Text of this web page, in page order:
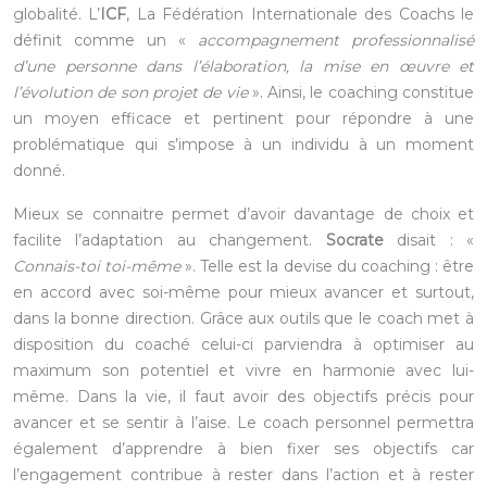
globalité. L’ICF, La Fédération Internationale des Coachs le
définit comme un «
accompagnement professionnalisé
d’une personne dans l’élaboration, la mise en œuvre et
l’évolution de son projet de vie ». Ainsi, le coaching constitue
un moyen efficace et pertinent pour répondre à une
problématique qui s’impose à un individu à un moment
donné.
Mieux se connaitre permet d’avoir davantage de choix et
facilite l’adaptation au changement. Socratedisait : «
Connais-toi toi-même ». Telle est la devise du coaching : être
en accord avec soi-même pour mieux avancer et surtout,
dans la bonne direction. Grâce aux outils que le coach met à
disposition du coaché celui-ci parviendra à optimiser au
maximum son potentiel et vivre en harmonie avec lui-
même. Dans la vie, il faut avoir des objectifs précis pour
avancer et se sentir à l’aise. Le coach personnel permettra
également d’apprendre à bien fixer ses objectifs car
l’engagement contribue à rester dans l’action et à rester